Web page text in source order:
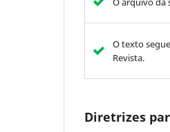
O texto
Revista.
Diretrizes